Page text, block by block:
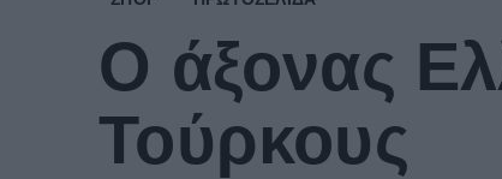
Ο άξονας
Τούρκους